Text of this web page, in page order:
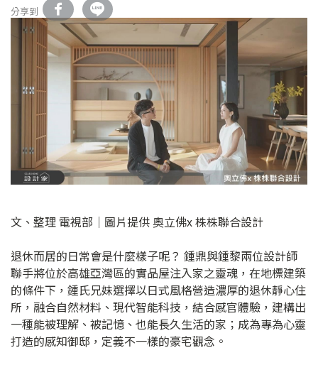
分享到
文、整理 電視部│圖片提供 奧立佛x 株株聯合設計
退休而居的日常會是什麼樣子呢？ 鍾鼎與鍾黎兩位設計師
聯手將位於高雄亞灣區的實品屋注入家之靈魂，在地標建築
的條件下，鍾氏兄妹選擇以日式風格營造濃厚的退休靜心住
所，融合自然材料、現代智能科技，結合感官體驗，建構出
一種能被理解、被記憶、也能長久生活的家；成為專為心靈
打造的感知御邸，定義不一樣的豪宅觀念。